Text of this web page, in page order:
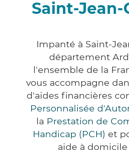
Saint-
Impanté à Saint-
département
l'ensemble de la
vous accompagne
d'aides financières
Personnalisée
la Prestation de
Handicap (PCH) et
aide à